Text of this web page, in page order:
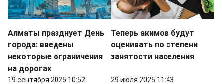
Алматы празднует День
города: введены
некоторые ограничения
на дорогах
19 сентября 2025 10:52
Теперь акимов будут
оценивать по степени
занятости населения
29 июля 2025 11:43